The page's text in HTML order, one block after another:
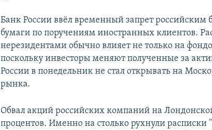
Банк России ввёл временный запрет российским
бумаги по поручениям иностранных клиентов.
нерезидентами обычно влияет не только на
поскольку инвесторы меняют полученные за
России в понедельник не стал открывать на
рынка.
Обвал акций российских компаний на
процентов. Именно на столько рухнули расписки